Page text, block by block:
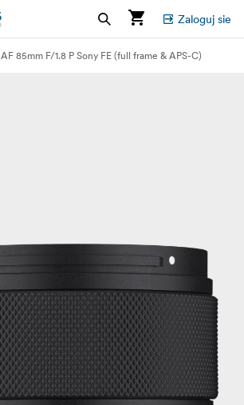
Zaloguj sie
AF 85mm F/1.8 P Sony FE (full frame & APS-C)